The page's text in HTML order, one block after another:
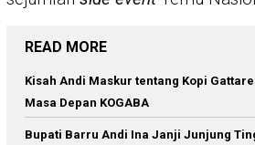
READ MORE
Kisah Andi Maskur tentang Kopi
Masa Depan KOGABA
Bupati Barru Andi Ina Janji Junjung